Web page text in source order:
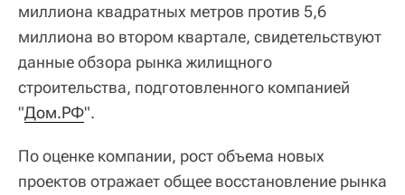
миллиона квадратных метров против 5,6
миллиона во втором квартале, свидетельствуют
данные обзора рынка жилищного
строительства, подготовленного компанией
"Дом.РФ".
По оценке компании, рост объема новых
проектов отражает общее восстановление рынка